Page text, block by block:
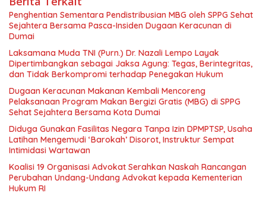
Penghentian Sementara Pendistribusian MBG oleh SPPG Sehat
Sejahtera Bersama Pasca-Insiden Dugaan Keracunan di
Dumai
Laksamana Muda TNI (Purn.) Dr. Nazali Lempo Layak
Dipertimbangkan sebagai Jaksa Agung: Tegas, Berintegritas,
dan Tidak Berkompromi terhadap Penegakan Hukum
Dugaan Keracunan Makanan Kembali Mencoreng
Pelaksanaan Program Makan Bergizi Gratis (MBG) di SPPG
Sehat Sejahtera Bersama Kota Dumai
Diduga Gunakan Fasilitas Negara Tanpa Izin DPMPTSP, Usaha
Latihan Mengemudi ‘Barokah’ Disorot, Instruktur Sempat
Intimidasi Wartawan
Koalisi 19 Organisasi Advokat Serahkan Naskah Rancangan
Perubahan Undang-Undang Advokat kepada Kementerian
Hukum RI